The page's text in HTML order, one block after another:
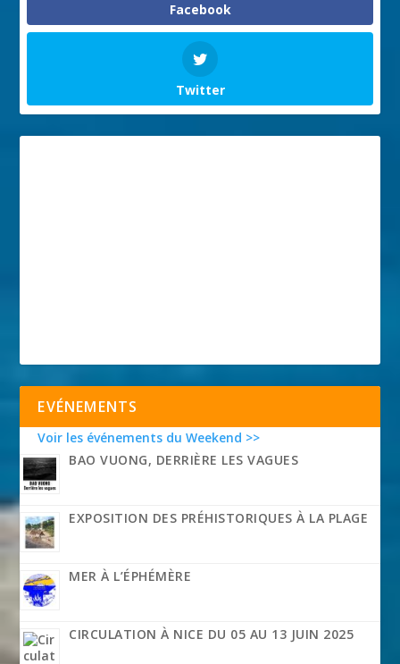
Facebook
Twitter
EVÉNEMENTS
Voir les événements du Weekend >>
BAO VUONG, DERRIÈRE LES VAGUES
EXPOSITION DES PRÉHISTORIQUES À LA PLAGE
MER À L’ÉPHÉMÈRE
CIRCULATION À NICE DU 05 AU 13 JUIN 2025